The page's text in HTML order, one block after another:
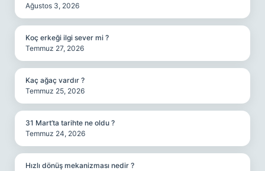
Ağustos 3, 2026
Koç erkeği ilgi sever mi ?
Temmuz 27, 2026
Kaç ağaç vardır ?
Temmuz 25, 2026
31 Mart’ta tarihte ne oldu ?
Temmuz 24, 2026
Hızlı dönüş mekanizması nedir ?